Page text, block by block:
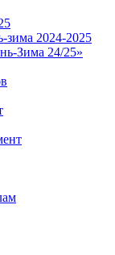
зима 2024-2025
Зима 24/25»